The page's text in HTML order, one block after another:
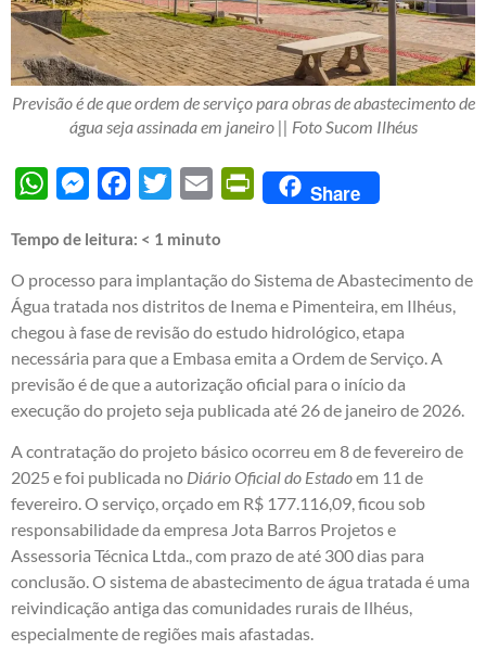
Previsão é de que ordem de serviço para obras de abastecimento de
água seja assinada em janeiro || Foto Sucom Ilhéus
WhatsAppMessengerFacebook
Twitter Email PrintFriendly
Share
Tempo de leitura: < 1 minuto
O processo para implantação do Sistema de Abastecimento de
Água tratada nos distritos de Inema e Pimenteira, em Ilhéus,
chegou à fase de revisão do estudo hidrológico, etapa
necessária para que a Embasa emita a Ordem de Serviço. A
previsão é de que a autorização oficial para o início da
execução do projeto seja publicada até 26 de janeiro de 2026.
A contratação do projeto básico ocorreu em 8 de fevereiro de
2025 e foi publicada no Diário Oficial do Estadoem 11 de
fevereiro. O serviço, orçado em R$ 177.116,09, ficou sob
responsabilidade da empresa Jota Barros Projetos e
Assessoria Técnica Ltda., com prazo de até 300 dias para
conclusão. O sistema de abastecimento de água tratada é uma
reivindicação antiga das comunidades rurais de Ilhéus,
especialmente de regiões mais afastadas.